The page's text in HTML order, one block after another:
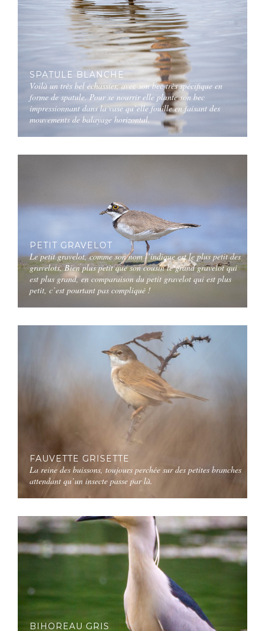
SPATULE BLANCHE
Voilà un très bel échassier, avec son bec très spécifique en
forme de spatule. Pour se nourrir elle plante son bec
impressionnant dans la vase qu’elle fouille en faisant des
mouvements de balayage horizontal.
PETIT GRAVELOT
Le petit gravelot, comme son nom l’indique est le plus petit des
gravelots. Bien plus petit que son cousin le grand gravelot qui
est plus grand, en comparaison du petit gravelot qui est plus
petit, c’est pourtant pas compliqué !
FAUVETTE GRISETTE
La reine des buissons, toujours perchée sur des petites branches
attendant qu’un insecte passe par là.
BIHOREAU GRIS